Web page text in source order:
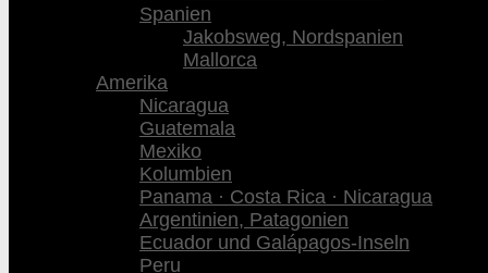
Spanien
Jakobsweg, Nordspanien
Mallorca
Amerika
Nicaragua
Guatemala
Mexiko
Kolumbien
Panama · Costa Rica · Nicaragua
Argentinien, Patagonien
Ecuador und Galápagos-Inseln
Peru